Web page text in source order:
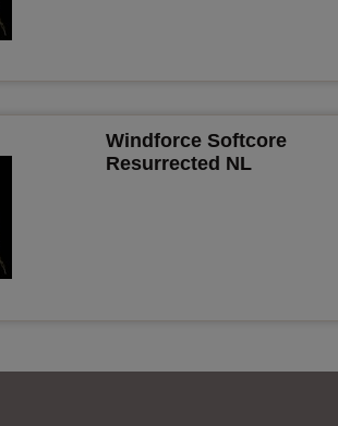
Windforce Softcore
Resurrected NL